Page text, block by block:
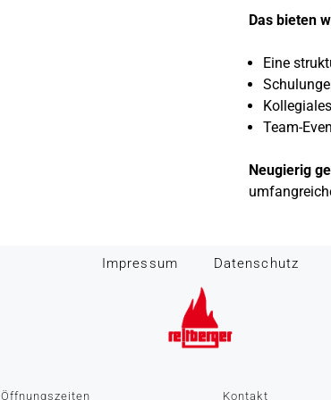
Das bieten
Eine
Team-
Neugierig
Impressum Datenschutz
Öffnungszeiten Kontakt